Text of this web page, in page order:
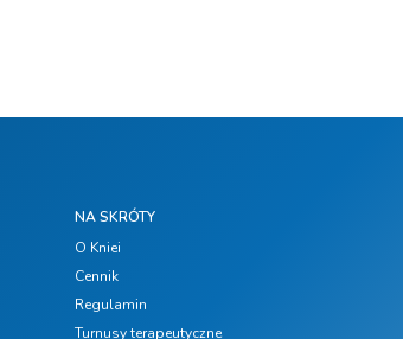
NA SKRÓTY
O Kniei
Cennik
Regulamin
Turnusy terapeutyczne